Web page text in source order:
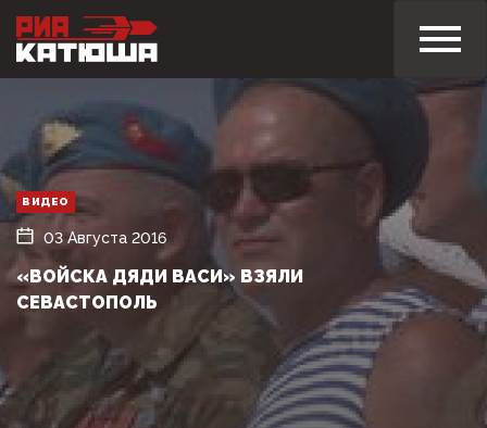
ВИДЕО
03 Августа 2016
«ВОЙСКА ДЯДИ ВАСИ» ВЗЯЛИ
СЕВАСТОПОЛЬ